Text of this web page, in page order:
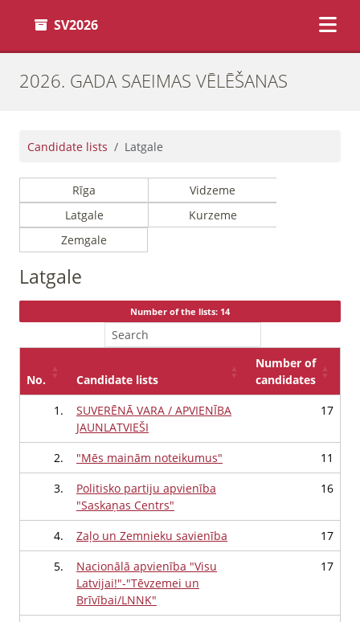
SV2026
2026. GADA SAEIMAS VĒLĒŠANAS
Candidate lists Latgale
Rīga
Vidzeme
Latgale
Kurzeme
Zemgale
Latgale
Number of the lists: 14
No. Candidate lists
Number of
candidates
1.
SUVERĒNĀ VARA / APVIENĪBA
JAUNLATVIEŠI
17
2. "Mēs mainām noteikumus"
11
3.
Politisko partiju apvienība
"Saskaņas Centrs"
16
4. Zaļo un Zemnieku savienība
17
5.
Nacionālā apvienība "Visu
Latvijai!"-"Tēvzemei un
Brīvībai/LNNK"
17